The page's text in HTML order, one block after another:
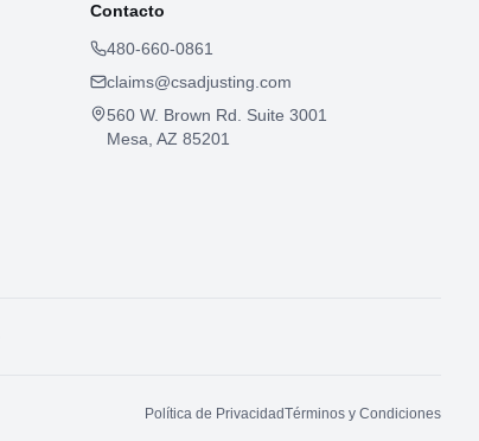
Contacto
480-660-0861
claims@csadjusting.com
560 W. Brown Rd. Suite 3001
Mesa, AZ 85201
Política de PrivacidadTérminos y Condiciones